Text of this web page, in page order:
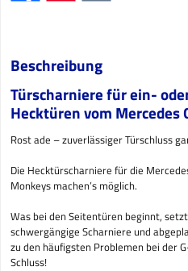
Beschreibung
Türscharniere für ein-
Hecktüren vom Mercedes
Rost ade – zuverlässiger Türschluss
Die Hecktürscharniere für die
Monkeys machen’s möglich.
Was bei den Seitentüren beginnt,
schwergängige Scharniere und
zu den häufigsten Problemen bei der
Schluss!